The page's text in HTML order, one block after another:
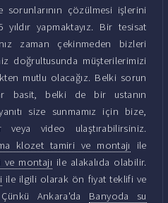
sorunlarının çözülmesi işlerini
yapmaktayız. Bir tesisat
zaman çekinmeden bizleri
doğrultusunda müşterilerimizi
mutlu olacağız. Belki sorun
basit, belki de bir ustanın
size sunmamız için bize,
video ulaştırabilirsiniz.
klozet tamiri ve montajı
ile
ve montajı ile alakalıda olabilir.
ile ilgili olarak ön fiyat teklifi ve
Ankara'da Banyoda su